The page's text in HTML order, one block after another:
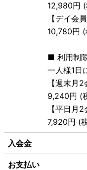
12,980円
【デイ会
10,780円 (
■ 利用制
一人様1日
【週末月
9,240円 (
【平日月
7,920円 (
入会金
お支払い